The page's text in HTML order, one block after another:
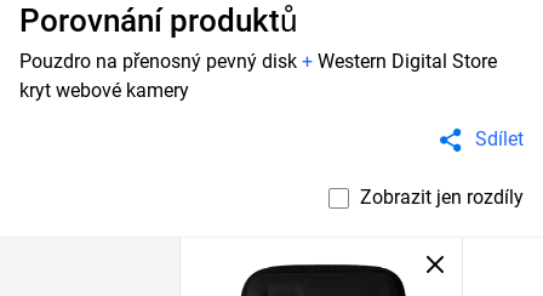
Porovnání produktů
Pouzdro na přenosný pevný disk + Western Digital Store
kryt webové kamery
Sdílet
Zobrazit jen rozdíly